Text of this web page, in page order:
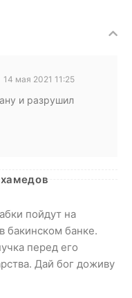
14 мая 2021 11:25
и разрушил
пойдут на
бакинском банке.
перед его
Дай бог доживу